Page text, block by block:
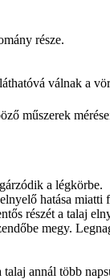
része.
válnak a
műszerek
a légkörbe.
hatása miatti
részét a talaj
megy.
annál több